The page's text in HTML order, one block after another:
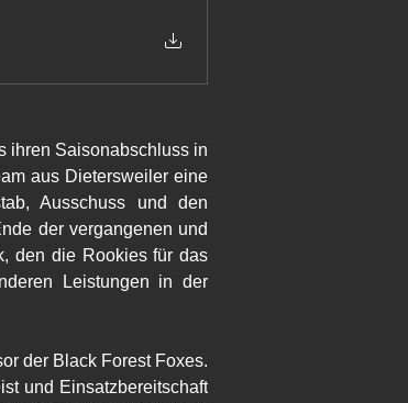
ihren Saisonabschluss in
aus Dietersweiler eine
Ausschuss und den
der vergangenen und
den die Rookies für das
Leistungen in der
der Black Forest Foxes.
und Einsatzbereitschaft